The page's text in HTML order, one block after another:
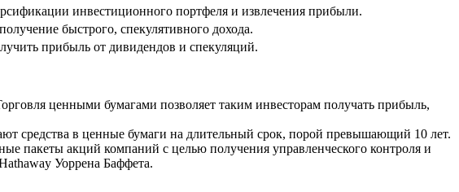
инвестиционного портфеля и извлечения прибыли.
быстрого, спекулятивного дохода.
прибыль от дивидендов и спекуляций.
ценными бумагами позволяет таким инвесторам получать прибыль,
средства в ценные бумаги на длительный срок, порой превышающий 10 лет.
пакеты акций компаний с целью получения управленческого контроля и
Уоррена Баффета.